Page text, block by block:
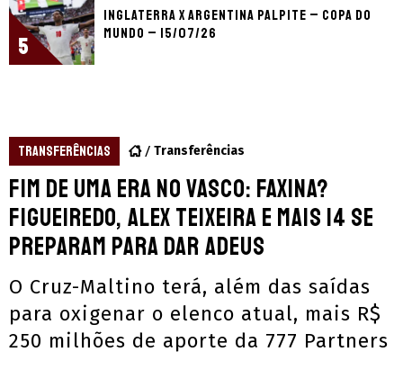
5
Inglaterra x Argentina palpite – Copa do
Mundo – 15/07/26
TRANSFERÊNCIAS Transferências
Fim de uma era no Vasco: Faxina?
Figueiredo, Alex Teixeira e mais 14 se
preparam para dar adeus
O Cruz-Maltino terá, além das saídas
para oxigenar o elenco atual, mais R$
250 milhões de aporte da 777 Partners